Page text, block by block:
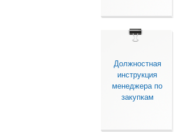
Должностная
инструкция
менеджера по
закупкам